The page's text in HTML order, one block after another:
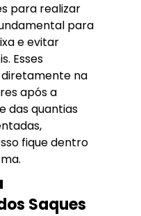
para realizar
para
e evitar
Esses
na
após a
das quantias
fique dentro
Saques